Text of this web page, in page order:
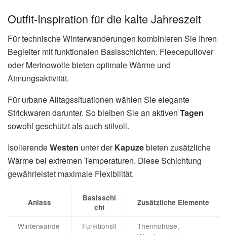
Outfit-Inspiration für die kalte Jahreszeit
Für technische Winterwanderungen kombinieren Sie Ihren
Begleiter mit funktionalen Basisschichten. Fleecepullover
oder Merinowolle bieten optimale Wärme und
Atmungsaktivität.
Für urbane Alltagssituationen wählen Sie elegante
Strickwaren darunter. So bleiben Sie an aktiven Tagen
sowohl geschützt als auch stilvoll.
IsolierendeWesten unter derKapuzebieten zusätzliche
Wärme bei extremen Temperaturen. Diese Schichtung
gewährleistet maximale Flexibilität.
Anlass
Basisschi
cht
Zusätzliche Elemente
Winterwande
Funktionsfl
Thermohose,